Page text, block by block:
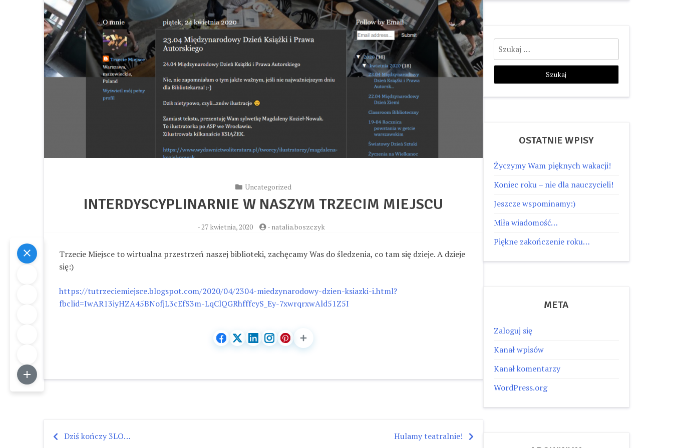
Uncategorized
INTERDYSCYPLINARNIE W NASZYM TRZECIM MIEJSCU
-27 kwietnia, 2020 - natalia.boszczyk
Trzecie Miejsce to wirtualna przestrzeń naszej biblioteki, zachęcamy Was do śledzenia, co tam się dzieje. A dzieje
się:)
https://tutrzeciemiejsce.blogspot.com/2020/04/2304-miedzynarodowy-dzien-ksiazki-i.html?
fbclid=IwAR13iyHZA45BNofjL3cEfS3m-LqClQGRhfffcyS_Ey-7xwrqrxwAld51Z5I
Dziś kończy 3LO… Hulamy teatralnie!
Szukaj:
OSTATNIE WPISY
Życzymy Wam pięknych wakacji!
Koniec roku – nie dla nauczycieli!
Jeszcze wspominamy:)
Miła wiadomość…
Piękne zakończenie roku…
META
Zaloguj się
Kanał wpisów
Kanał komentarzy
WordPress.org